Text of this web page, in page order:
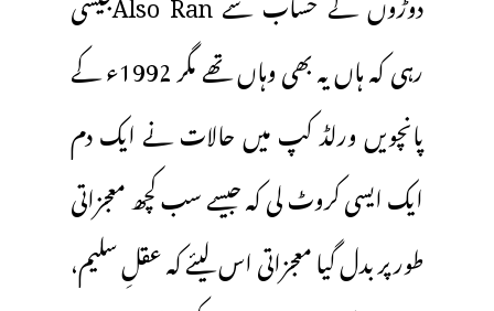
رہی کہ ہاں یہ بھی وہاں تھے مگر 1992ء کے
پانچویں ورلڈ کپ میں حالات نے ایک دم
ایک ایسی کروٹ لی کہ جیسے سب کچھ معجزاتی
طور پر بدل گیا معجزاتی اس لیئے کہ عقلِ سلیم،